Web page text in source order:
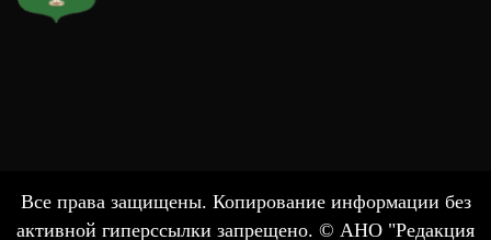
Все права защищены. Копирование информации без
активной гиперссылки запрещено. © АНО "Редакция